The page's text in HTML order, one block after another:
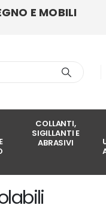
E MOBILI
COLLANTI,
SIGILLANTI E
ABRASIVI